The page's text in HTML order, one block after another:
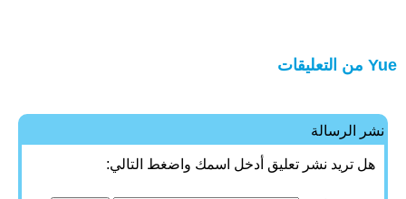
Yue من التعليقات
نشر الرسالة
هل تريد نشر تعليق أدخل اسمك واضغط التالي: